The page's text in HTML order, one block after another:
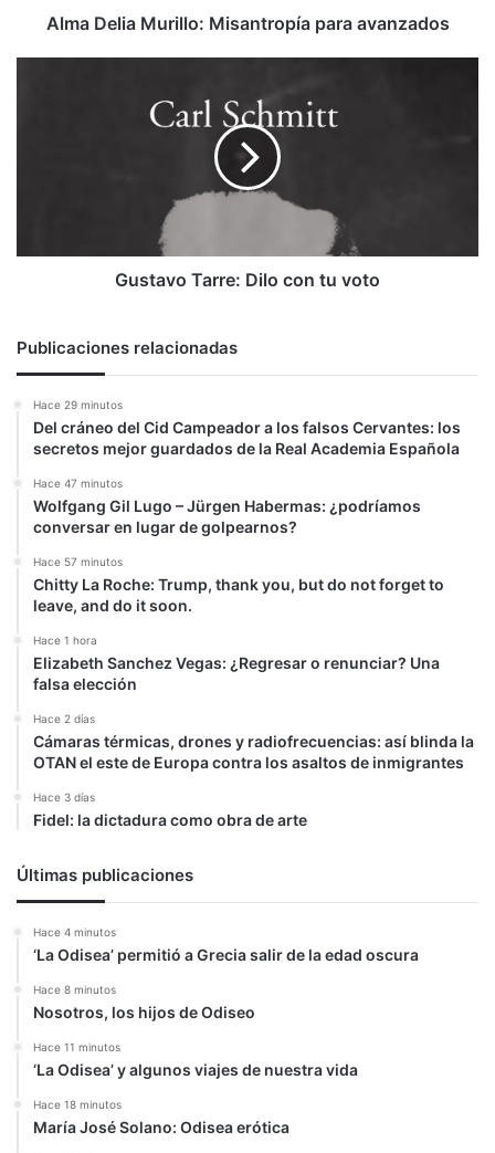
Alma Delia Murillo: Misantropía para avanzados
Gustavo Tarre: Dilo con tu voto
Publicaciones relacionadas
Hace 29 minutos
Del cráneo del Cid Campeador a los falsos Cervantes: los
secretos mejor guardados de la Real Academia Española
Hace 47 minutos
Wolfgang Gil Lugo – Jürgen Habermas: ¿podríamos
conversar en lugar de golpearnos?
Hace 57 minutos
Chitty La Roche: Trump, thank you, but do not forget to
leave, and do it soon.
Hace 1 hora
Elizabeth Sanchez Vegas: ¿Regresar o renunciar? Una
falsa elección
Hace 2 días
Cámaras térmicas, drones y radiofrecuencias: así blinda la
OTAN el este de Europa contra los asaltos de inmigrantes
Hace 3 días
Fidel: la dictadura como obra de arte
Últimas publicaciones
Hace 4 minutos
‘La Odisea’ permitió a Grecia salir de la edad oscura
Hace 8 minutos
Nosotros, los hijos de Odiseo
Hace 11 minutos
‘La Odisea’ y algunos viajes de nuestra vida
Hace 18 minutos
María José Solano: Odisea erótica